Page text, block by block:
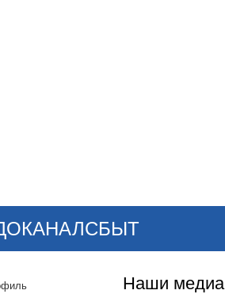
Поиск
СТАТЬИ
Наши медиа